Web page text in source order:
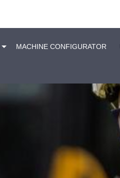
MACHINE CONFIGURATOR